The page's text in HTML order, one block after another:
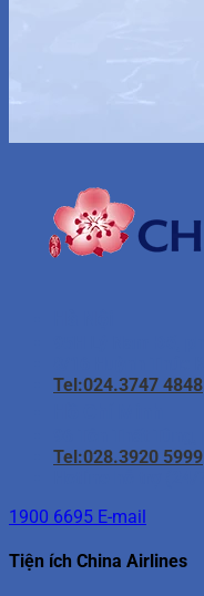
Tel:024.3747 4848
Tel:028.3920 5999
1900 6695 E-mail
Tiện ích China Airlines